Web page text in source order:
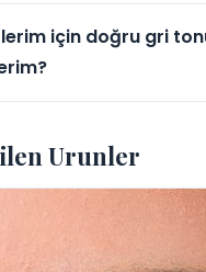
için doğru gri
Urunler